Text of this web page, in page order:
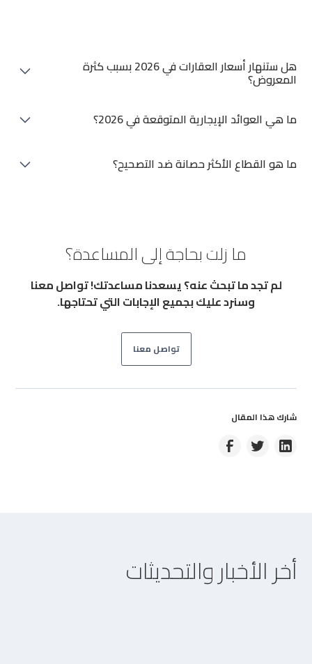
هل ستنهار أسعار العقارات في 2026 بسبب كثرة
المعروض؟
في بعض مناطق الشقق متوسطة المدى، وهو مؤشر على
ما هي العوائد الإيجارية المتوقعة في 2026؟
المتوسط بين 5% إلى 7%، مع عوائد مستقرة بين 6% و 8% في
ما هو القطاع الأكثر حصانة ضد التصحيح؟
ما زلت بحاجة إلى المساعدة؟
لم تجد ما تبحث عنه؟ يسعدنا مساعدتك! تواصل معنا
وسنرد عليك بجميع الإجابات التي تحتاجها.
تواصل معنا
شارك هذا المقال
أخر الأخبار والتحديثات